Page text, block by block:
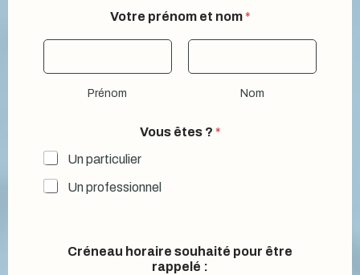
ê
h
Votre prénom et nom *
Prénom Nom
Vous êtes ? *
Un particulier
Un professionnel
Créneau horaire souhaité pour être
rappelé :